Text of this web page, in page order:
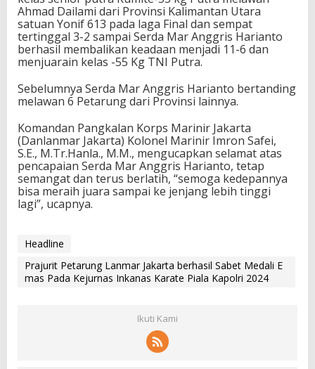
Ahmad Dailami dari Provinsi Kalimantan Utara
satuan Yonif 613 pada laga Final dan sempat
tertinggal 3-2 sampai Serda Mar Anggris Harianto
berhasil membalikan keadaan menjadi 11-6 dan
menjuarain kelas -55 Kg TNI Putra.
Sebelumnya Serda Mar Anggris Harianto bertanding
melawan 6 Petarung dari Provinsi lainnya.
Komandan Pangkalan Korps Marinir Jakarta
(Danlanmar Jakarta) Kolonel Marinir Imron Safei,
S.E., M.Tr.Hanla., M.M., mengucapkan selamat atas
pencapaian Serda Mar Anggris Harianto, tetap
semangat dan terus berlatih, “semoga kedepannya
bisa meraih juara sampai ke jenjang lebih tinggi
lagi”, ucapnya.
Headline
Prajurit Petarung Lanmar Jakarta berhasil Sabet Medali E
mas Pada Kejurnas Inkanas Karate Piala Kapolri 2024
Ikuti Kami